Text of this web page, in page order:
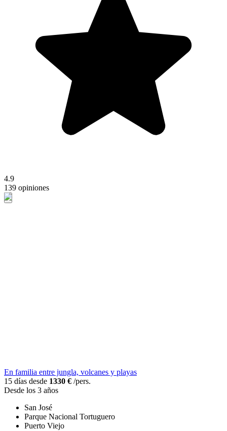
4.9
139 opiniones
En familia entre jungla, volcanes y playas
15 días desde 1330 € /pers.
Desde los 3 años
San José
Parque Nacional Tortuguero
Puerto Viejo